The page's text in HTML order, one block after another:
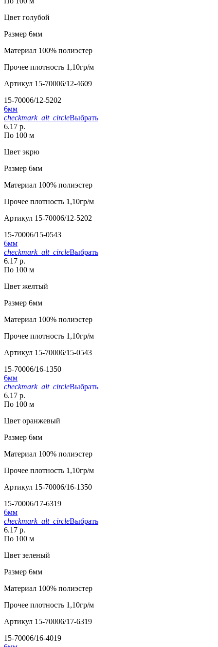
Цвет голубой
Размер 6мм
Материал 100% полиэстер
Прочее плотность 1,10гр/м
Артикул 15-70006/12-4609
15-70006/12-5202
6мм
checkmark_alt_circleВыбрать
6.17 р.
По 100 м
Цвет экрю
Размер 6мм
Материал 100% полиэстер
Прочее плотность 1,10гр/м
Артикул 15-70006/12-5202
15-70006/15-0543
6мм
checkmark_alt_circleВыбрать
6.17 р.
По 100 м
Цвет желтый
Размер 6мм
Материал 100% полиэстер
Прочее плотность 1,10гр/м
Артикул 15-70006/15-0543
15-70006/16-1350
6мм
checkmark_alt_circleВыбрать
6.17 р.
По 100 м
Цвет оранжевый
Размер 6мм
Материал 100% полиэстер
Прочее плотность 1,10гр/м
Артикул 15-70006/16-1350
15-70006/17-6319
6мм
checkmark_alt_circleВыбрать
6.17 р.
По 100 м
Цвет зеленый
Размер 6мм
Материал 100% полиэстер
Прочее плотность 1,10гр/м
Артикул 15-70006/17-6319
15-70006/16-4019